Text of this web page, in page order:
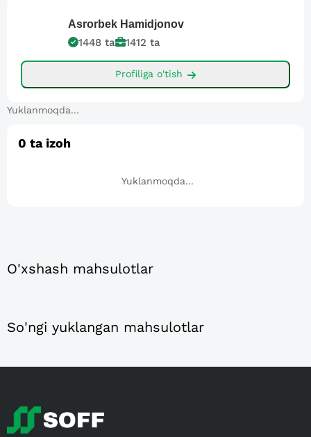
Asrorbek Hamidjonov
1448 ta 1412 ta
Profiliga o'tish
Yuklanmoqda...
0 ta izoh
Yuklanmoqda...
O'xshash mahsulotlar
So'ngi yuklangan mahsulotlar